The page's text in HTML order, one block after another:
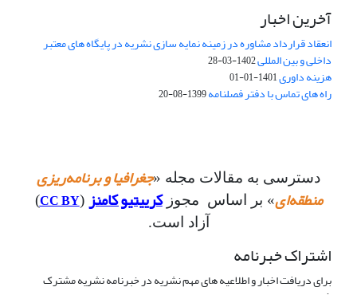
آخرین اخبار
انعقاد قرارداد مشاوره در زمینه نمایه سازی نشریه در پایگاه های معتبر
داخلی و بین المللی1402-03-28
هزینه داوری1401-01-01
راه های تماس با دفتر فصلنامه1399-08-20
دسترسی به مقالات مجله «جغرافیا و برنامه‌ریزی
منطقه‌ای» بر اساس مجوزکرییتیو کامنز (
CC BY
)
آزاد است.
اشتراک خبرنامه
برای دریافت اخبار و اطلاعیه های مهم نشریه در خبرنامه نشریه مشترک